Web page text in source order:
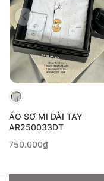
ÁO SƠ MI DÀI TAY
AR250033DT
750.000₫